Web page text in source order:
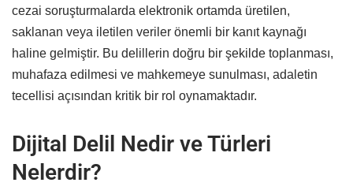
cezai soruşturmalarda elektronik ortamda üretilen,
saklanan veya iletilen veriler önemli bir kanıt kaynağı
haline gelmiştir. Bu delillerin doğru bir şekilde toplanması,
muhafaza edilmesi ve mahkemeye sunulması, adaletin
tecellisi açısından kritik bir rol oynamaktadır.
Dijital Delil Nedir ve Türleri
Nelerdir?